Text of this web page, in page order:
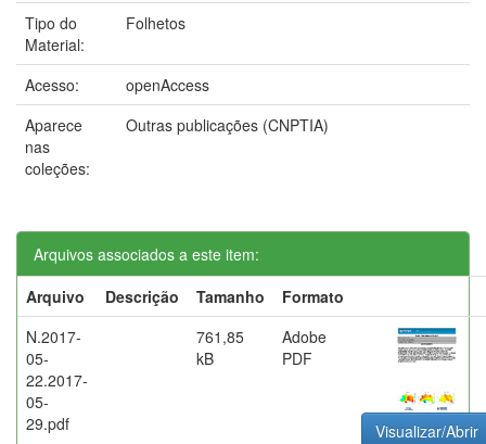
Tipo do
Material:
Folhetos
Acesso:
openAccess
Aparece
nas
coleções:
Outras publicações (CNPTIA)
Arquivos associados a este item:
Arquivo
Descrição Tamanho
Formato
N.2017-
05-
22.2017-
05-
29.pdf
761,85
kB
Adobe
PDF
Visualizar/Abrir